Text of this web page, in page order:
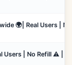
🌍| Real Users |
Users | No Refill ⚠️ |